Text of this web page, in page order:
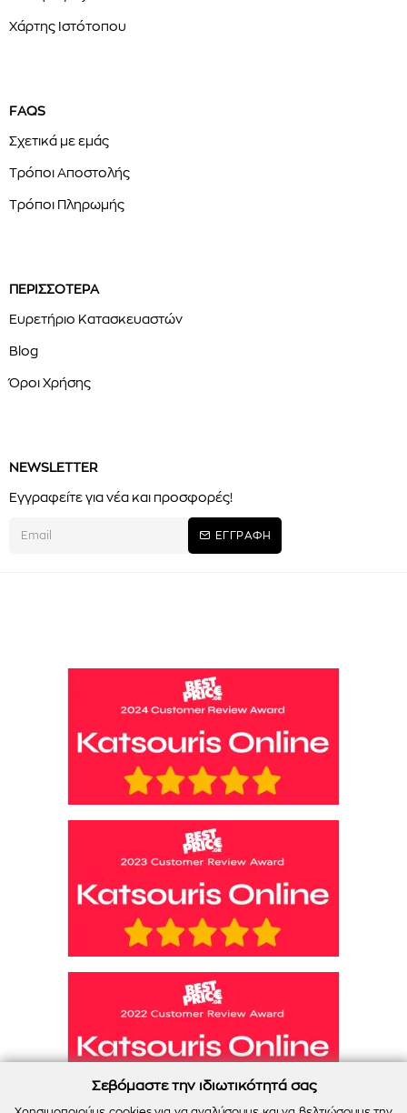
Χάρτης Ιστότοπου
FAQS
Σχετικά με εμάς
Τρόποι Αποστολής
Τρόποι Πληρωμής
ΠΕΡΙΣΣΟΤΕΡΑ
Ευρετήριο Κατασκευαστών
Blog
Όροι Χρήσης
NEWSLETTER
Εγγραφείτε για νέα και προσφορές!
ΕΓΓΡΑΦΗ
Σεβόμαστε την ιδιωτικότητά σας